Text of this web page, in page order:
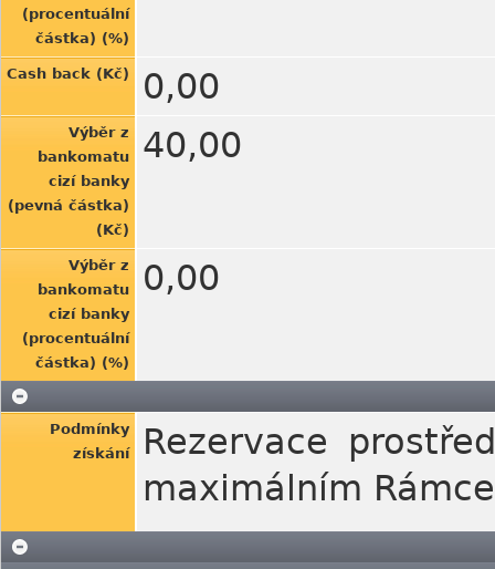
(procentuální
částka) (%)
Cash back (Kč) 0,00
Výběr z
bankomatu
cizí banky
(pevná částka)
(Kč)
40,00
Výběr z
bankomatu
cizí banky
(procentuální
částka) (%)
0,00
Podmínky
získání
Rezervace
maximálním